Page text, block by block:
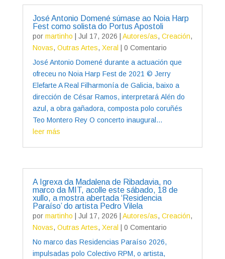
José Antonio Domené súmase ao Noia Harp
Fest como solista do Portus Apostoli
por martinho Jul 17, 2026 Autores/as, Creación,
Novas, Outras Artes, Xeral
| 0 Comentario
José Antonio Domené durante a actuación que
ofreceu no Noia Harp Fest de 2021 © Jerry
Elefarte A Real Filharmonía de Galicia, baixo a
dirección de César Ramos, interpretará Alén do
azul, a obra gañadora, composta polo coruñés
Teo Montero Rey O concerto inaugural...
leer más
A Igrexa da Madalena de Ribadavia, no
marco da MIT, acolle este sábado, 18 de
xullo, a mostra abertada ‘Residencia
Paraíso’ do artista Pedro Vilela
por martinho Jul 17, 2026 Autores/as, Creación,
Novas, Outras Artes, Xeral
| 0 Comentario
No marco das Residencias Paraíso 2026,
impulsadas polo Colectivo RPM, o artista,